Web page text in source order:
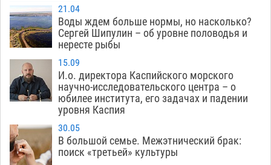
21.04
Воды ждем больше нормы, но насколько?
Сергей Шипулин – об уровне половодья и
нересте рыбы
15.09
И.о. директора Каспийского морского
научно-исследовательского центра – о
юбилее института, его задачах и падении
уровня Каспия
30.05
В большой семье. Межэтнический брак:
поиск «третьей» культуры